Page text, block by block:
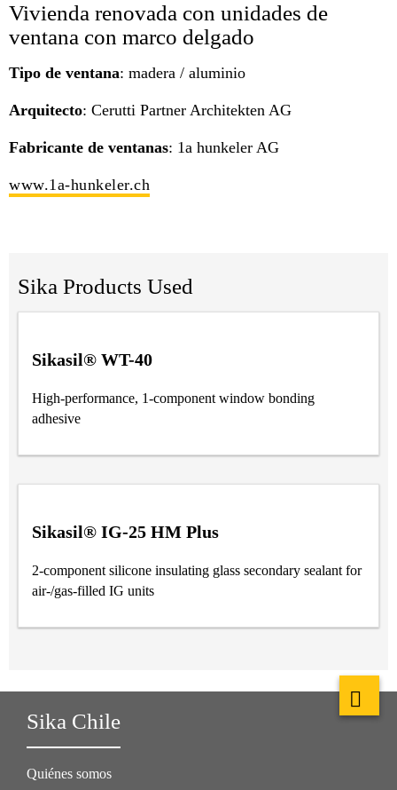
Vivienda renovada con unidades de
ventana con marco delgado
Tipo de ventana: madera / aluminio
Arquitecto: Cerutti Partner Architekten AG
Fabricante de ventanas: 1a hunkeler AG
www.1a-hunkeler.ch
Sika Products Used
Sikasil® WT-40
High-performance, 1-component window bonding
adhesive
Sikasil® IG-25 HM Plus
2-component silicone insulating glass secondary sealant for
air-/gas-filled IG units
Sika Chile
Quiénes somos